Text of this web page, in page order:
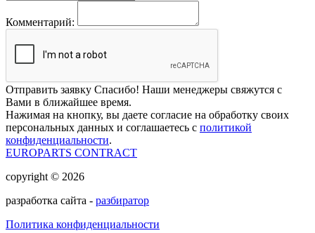
Комментарий:
Отправить заявку Спасибо! Наши менеджеры свяжутся с
Вами в ближайшее время.
Нажимая на кнопку, вы даете согласие на обработку своих
персональных данных и соглашаетесь с политикой
конфиденциальности.
EUROPARTS CONTRACT
copyright © 2026
разработка сайта - разбиратор
Политика конфиденциальности